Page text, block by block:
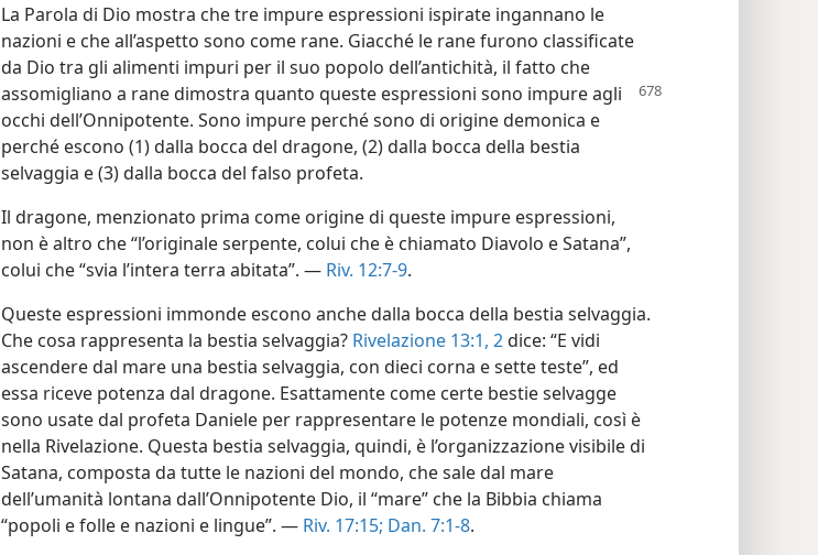
La Parola di Dio mostra che tre impure espressioni ispirate ingannano le
nazioni e che all’aspetto sono come rane. Giacché le rane furono classificate
da Dio tra gli alimenti impuri per il suo popolo dell’antichità, il fatto che
assomigliano a rane dimostra quanto queste espressioni sono impure agli
occhi dell’Onnipotente. Sono impure perché sono di origine demonica e
perché escono (1) dalla bocca del dragone, (2) dalla bocca della bestia
selvaggia e (3) dalla bocca del falso profeta.
Il dragone, menzionato prima come origine di queste impure espressioni,
non è altro che “l’originale serpente, colui che è chiamato Diavolo e Satana”,
colui che “svia l’intera terra abitata”. — Riv. 12:7-9.
Queste espressioni immonde escono anche dalla bocca della bestia selvaggia.
Che cosa rappresenta la bestia selvaggia? Rivelazione 13:1, 2dice: “E vidi
ascendere dal mare una bestia selvaggia, con dieci corna e sette teste”, ed
essa riceve potenza dal dragone. Esattamente come certe bestie selvagge
sono usate dal profeta Daniele per rappresentare le potenze mondiali, così è
nella Rivelazione. Questa bestia selvaggia, quindi, è l’organizzazione visibile di
Satana, composta da tutte le nazioni del mondo, che sale dal mare
dell’umanità lontana dall’Onnipotente Dio, il “mare” che la Bibbia chiama
“popoli e folle e nazioni e lingue”. — Riv. 17:15; Dan. 7:1-8.